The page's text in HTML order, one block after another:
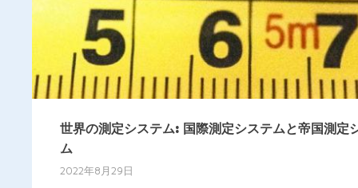
世界の測定システム: 国際測定システムと帝国測定
ム
2022年8月29日